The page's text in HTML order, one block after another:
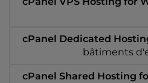
bâtiments